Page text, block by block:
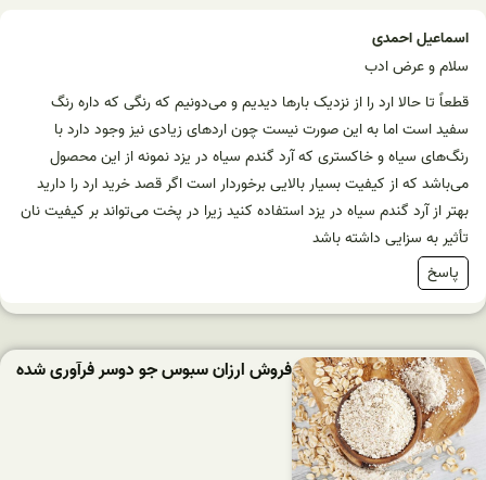
اسماعیل احمدی
سلام و عرض ادب
قطعاً تا حالا ارد را از نزدیک بار‌ها دیدیم و می‌دونیم که رنگی که داره رنگ
سفید است اما به این صورت نیست چون ارد‌های زیادی نیز وجود دارد با
رنگ‌های سیاه و خاکستری که آرد گندم سیاه در یزد نمونه از این محصول
می‌باشد که از کیفیت بسیار بالایی برخوردار است اگر قصد خرید ارد را دارید
بهتر از آرد گندم سیاه در یزد استفاده کنید زیرا در پخت می‌تواند بر کیفیت نان
تأثیر به سزایی داشته باشد
پاسخ
فروش ارزان سبوس جو دوسر فرآوری شده